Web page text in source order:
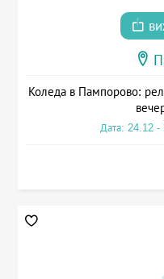
Коледа в Пампорово:
Дата: 24.12 -